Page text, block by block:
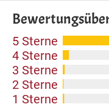
5 Sterne
4 Sterne
3 Sterne
2 Sterne
1 Sterne